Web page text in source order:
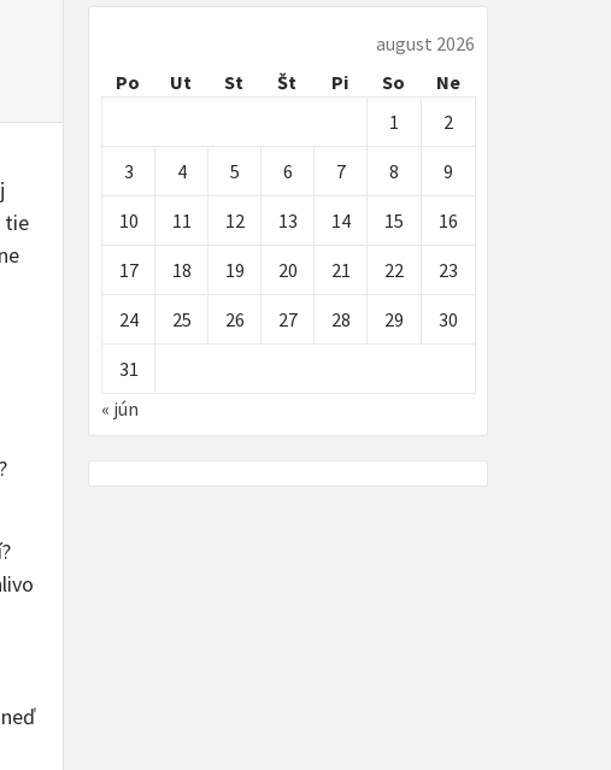
tie
?
august 2026
Po
Ut St Št Pi So
Ne
1
2
3 4 5 6 7 8 9
10 11 12 13 14 15 16
17 18 19 20 21 22 23
24 25 26 27 28 29 30
31
« jún